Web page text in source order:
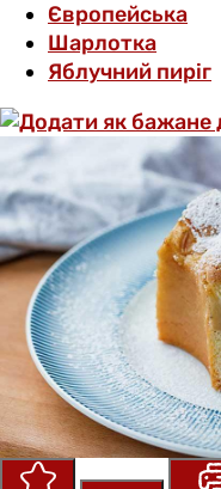
Європейська
Шарлотка
Яблучний пиріг